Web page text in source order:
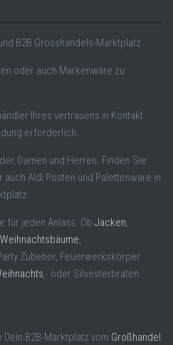
B2B Grosshandels-Marktplatz.
oder auch Markenware zu
Ihres vertrauens in Kontakt
erforderlich.
Damen und Herren. Finden Sie
auch Aldi Posten und Palettenware in
für jeden Anlass. Ob Jacken,
Weihnachtsbäume,
Zubehör, Feuerwerkskörper
,- oder Silvesterbraten.
B2B-Marktplatz vom Großhandel